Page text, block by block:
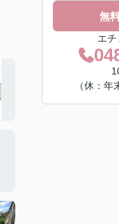
無
エ
（休：年